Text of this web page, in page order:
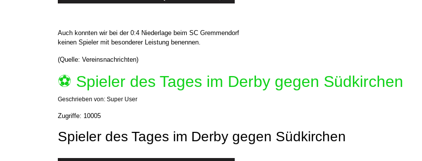
Auch konnten wir bei der 0:4 Niederlage beim SC Gremmendorf
keinen Spieler mit besonderer Leistung benennen.
(Quelle: Vereinsnachrichten)
⚽️ Spieler des Tages im Derby gegen Südkirchen
Geschrieben von: Super User
Zugriffe: 10005
Spieler des Tages im Derby gegen Südkirchen